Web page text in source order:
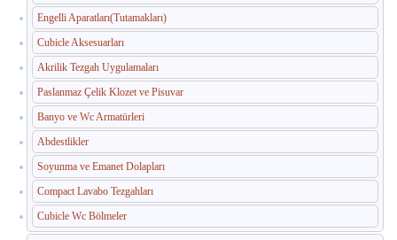
Engelli Aparatları(Tutamakları)
Cubicle Aksesuarları
Akrilik Tezgah Uygulamaları
Paslanmaz Çelik Klozet ve Pisuvar
Banyo ve Wc Armatürleri
Abdestlikler
Soyunma ve Emanet Dolapları
Compact Lavabo Tezgahları
Cubicle Wc Bölmeler